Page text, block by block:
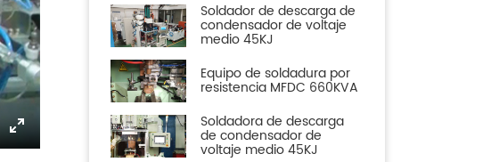
Enter
Soldador de descarga de
condensador de voltaje
medio 45KJ
Equipo de soldadura por
resistencia MFDC 660KVA
Soldadora de descarga
de condensador de
voltaje medio 45KJ